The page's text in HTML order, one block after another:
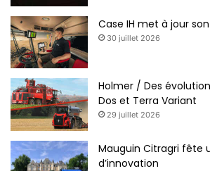
Case IH met à jour son
30 juillet 2026
Holmer / Des
Dos et Terra Variant
29 juillet 2026
Mauguin Citragri fête
d’innovation